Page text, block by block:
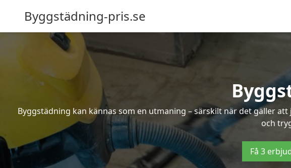
Byggstädning-pris.se
Byggstädning kan kännas som en utmaning – särskilt när det gäller
och
Få 3